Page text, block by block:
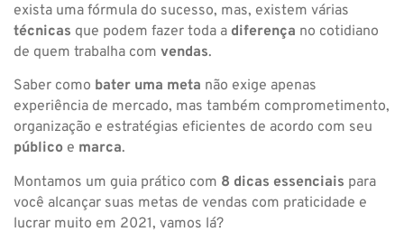
exista uma fórmula do sucesso, mas, existem várias
técnicas que podem fazer toda a diferença no cotidiano
de quem trabalha com vendas.
Saber como bater uma meta não exige apenas
experiência de mercado, mas também comprometimento,
organização e estratégias eficientes de acordo com seu
público e marca.
Montamos um guia prático com 8 dicas essenciais para
você alcançar suas metas de vendas com praticidade e
lucrar muito em 2021, vamos lá?